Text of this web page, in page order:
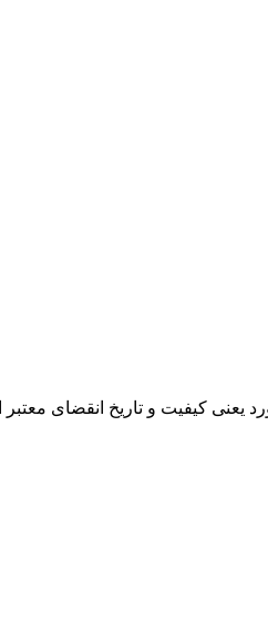
یعنی کیفیت و تاریخ انقضای